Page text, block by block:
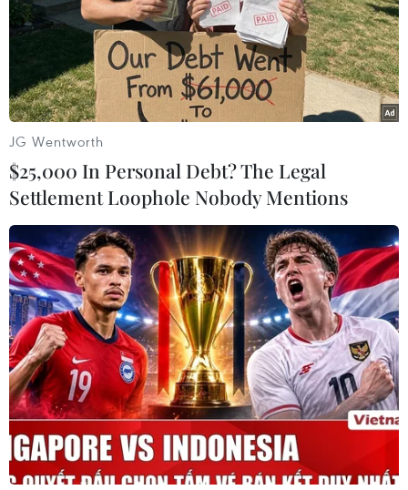
#giải thưởng #âm nhạc
#Bài Ca Điện Biên
#70 năm Chiến thắng Điện Biên Phủ
Điện Biên
Theo dõi VietnamPlus
70 NĂM CHIẾN THẮNG ĐIỆN BIÊN PHỦ
Phim tài liệu "Việt Nam 1954-Vinh
quang và nước mắt" chính thức phát hành
BAC A BANK tri ân vùng đất anh
JG Wentworth
$25,000 In Personal Debt? The Legal
Settlement Loophole Nobody Mentions